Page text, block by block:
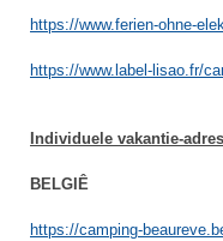
https://www.ferien-ohne-
https://www.label-lisao.fr/
Individuele vakantie-
BELGIÊ
https://camping-